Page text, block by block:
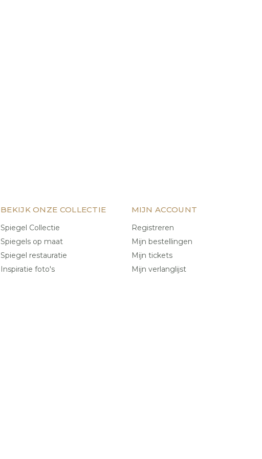
BEKIJK ONZE COLLECTIE
Spiegel Collectie
Spiegels op maat
Spiegel restauratie
Inspiratie foto's
MIJN ACCOUNT
Registreren
Mijn bestellingen
Mijn tickets
Mijn verlanglijst